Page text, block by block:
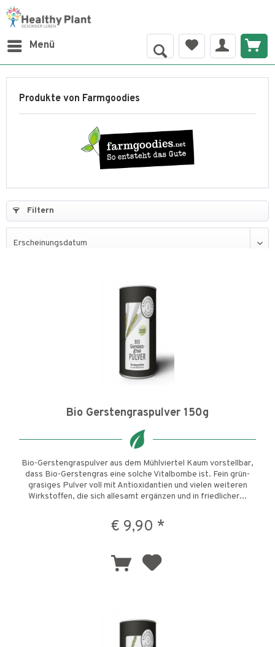
Menü
Produkte von Farmgoodies
Filtern
Bio Gerstengraspulver 150g
Bio-Gerstengraspulver aus dem Mühlviertel Kaum vorstellbar,
dass Bio-Gerstengras eine solche Vitalbombe ist. Fein grün-
grasiges Pulver voll mit Antioxidantien und vielen weiteren
Wirkstoffen, die sich allesamt ergänzen und in friedlicher...
€ 9,90 *